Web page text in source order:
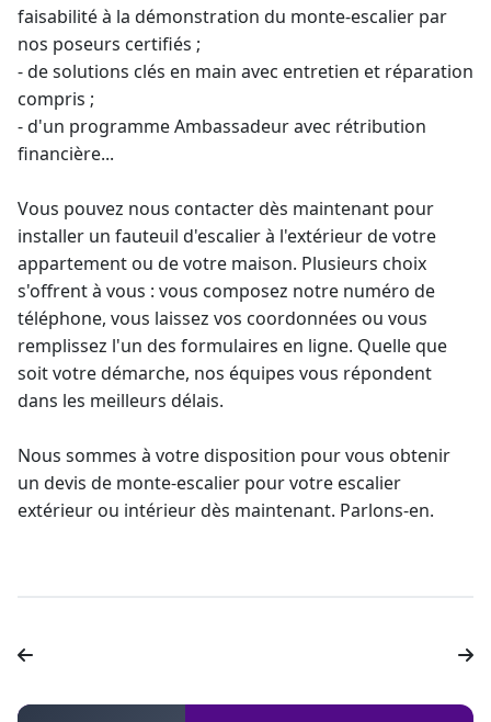
faisabilité à la démonstration du monte-escalier par
nos poseurs certifiés ;
- de solutions clés en main avec entretien et réparation
compris ;
- d'un programme Ambassadeur avec rétribution
financière...
Vous pouvez nous contacter dès maintenant pour
installer un fauteuil d'escalier à l'extérieurde votre
appartement ou de votre maison. Plusieurs choix
s'offrent à vous : vous composez notre numéro de
téléphone, vous laissez vos coordonnées ou vous
remplissez l'un des formulaires en ligne. Quelle que
soit votre démarche, nos équipes vous répondent
dans les meilleurs délais.
Nous sommes à votre disposition pour vous obtenir
un devis de monte-escalier pour votre escalier
extérieur ou intérieur dès maintenant. Parlons-en.